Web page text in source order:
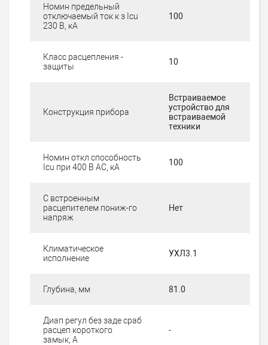
Номин предельный
отключаемый ток к з Iсu
230 В, кА
100
Класс расцепления -
защиты
10
Конструкция прибора
Встраиваемое
устройство для
встраиваемой
техники
Номин откл способность
Icu при 400 В AC, кА
100
С встроенным
расцепителем пониж-го
напряж
Нет
Климатическое
исполнение
УХЛ3.1
Глубина, мм 81.0
Диап регул без заде сраб
расцеп короткого
замык, А
-